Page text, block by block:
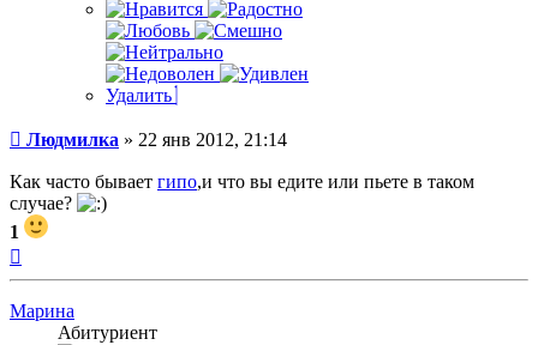
Удалить
Сообщение
Людмилка » 22 янв 2012, 21:14
Как часто бывает гипо,и что вы едите или пьете в таком
случае?
1
Марина
Абитуриент